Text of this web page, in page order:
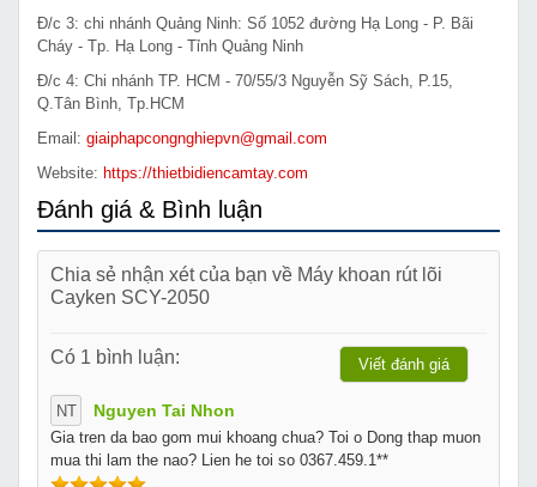
Đ/c 3: chi nhánh Quảng Ninh: Số 1052 đường Hạ Long - P. Bãi
Cháy - Tp. Hạ Long - Tỉnh Quảng Ninh
Đ/c 4: Chi nhánh TP. HCM - 70/55/3 Nguyễn Sỹ Sách, P.15,
Q.Tân Bình, Tp.HCM
Email: giaiphapcongnghiepvn@gmail.com
Website: https://thietbidiencamtay.com
Đánh giá & Bình luận
Chia sẻ nhận xét của bạn về Máy khoan rút lõi
Cayken SCY-2050
Có 1 bình luận: Viết đánh giá
NT Nguyen Tai Nhon
Gia tren da bao gom mui khoang chua? Toi o Dong thap muon
mua thi lam the nao? Lien he toi so 0367.459.1**